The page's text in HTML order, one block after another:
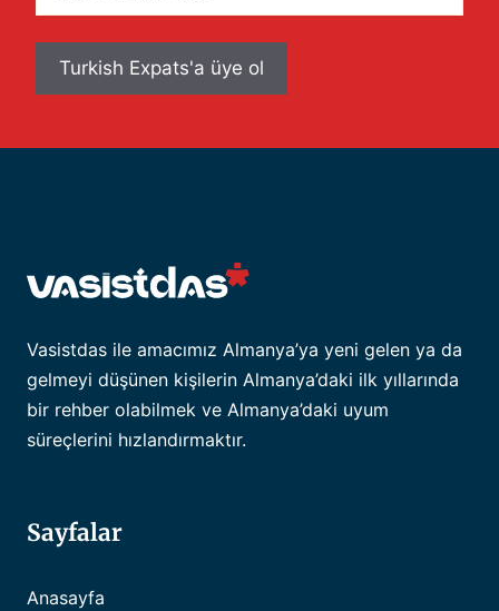
posta
Vasistdas ile amacımız Almanya’ya yeni gelen ya da
gelmeyi düşünen kişilerin Almanya’daki ilk yıllarında
bir rehber olabilmek ve Almanya’daki uyum
süreçlerini hızlandırmaktır.
Sayfalar
Anasayfa